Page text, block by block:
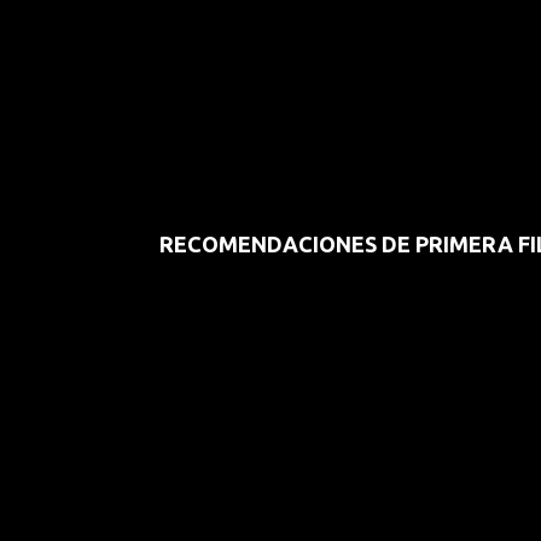
RECOMENDACIONES DE PRIMERA